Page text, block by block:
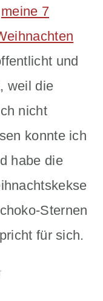
meine 7
und
weil die
nicht
konnte ich
habe die
Sternen
für sich.